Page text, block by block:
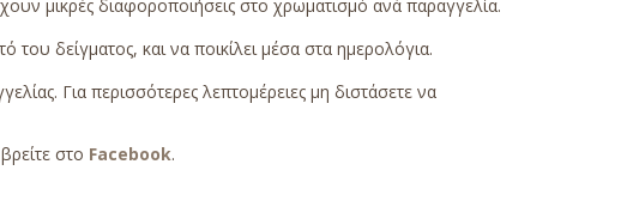
μικρές διαφοροποιήσεις στο χρωματισμό ανά παραγγελία.
δείγματος, και να ποικίλει μέσα στα ημερολόγια.
Για περισσότερες λεπτομέρειες μη διστάσετε να
στο Facebook.